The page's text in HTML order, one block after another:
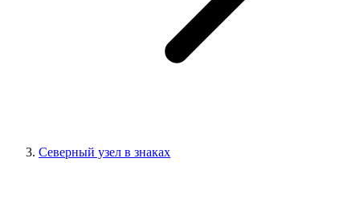
Северный узел в знаках